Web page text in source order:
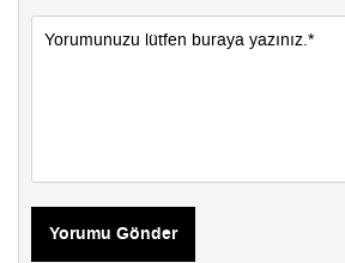
Yorumu Gönder